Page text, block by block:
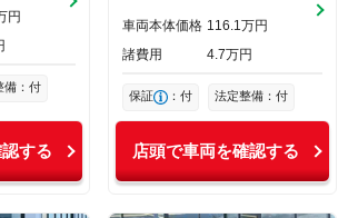
円
備：付
する
車両本体価格 116 1 万円
諸費用
4 7万円
保証 ：付 法定整備：付
店頭で車両を確認する